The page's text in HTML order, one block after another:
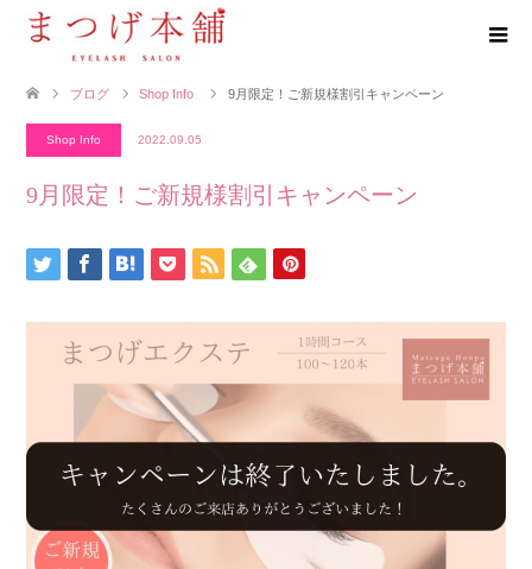
ブログ Shop Info 9月限定！ご新規様割引キャンペーン
Shop Info 2022.09.05
9月限定！ご新規様割引キャンペーン